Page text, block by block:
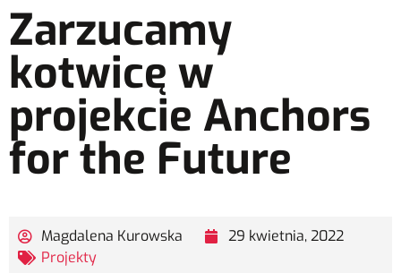
Zarzucamy
kotwicę w
projekcie Anchors
for the Future
Magdalena Kurowska
29 kwietnia, 2022
Projekty